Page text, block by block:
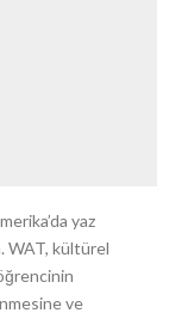
yaz
WAT, kültürel
ve